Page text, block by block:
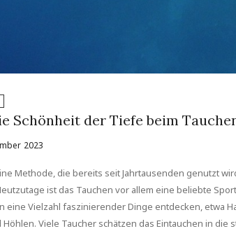
Schönheit der Tiefe beim
2023
Methode, die bereits seit Jahrtausenden genutzt
ist das Tauchen vor allem eine beliebte
eine Vielzahl faszinierender Dinge entdecken, etwa
Höhlen. Viele Taucher schätzen das Eintauchen in